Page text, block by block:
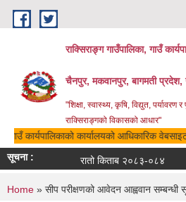
Skip to main content
राक्सिराङ्ग गाउँपालिका, गाउँ
चैनपुर, मकवानपुर, बागमती प्रदेश,
"शिक्षा, स्वास्थ्य, कृषि, विद्युत, पर्यावरण र
राक्सिराङ्गको विकासको आधार"
गाउँ कार्यपालिकाको कार्यालयको आधिकारिक
सूचना :
रातो किताब २०८३-०८४
You are here
Home » सीप परीक्षणको आवेदन आह्ववान सम्बन्धी